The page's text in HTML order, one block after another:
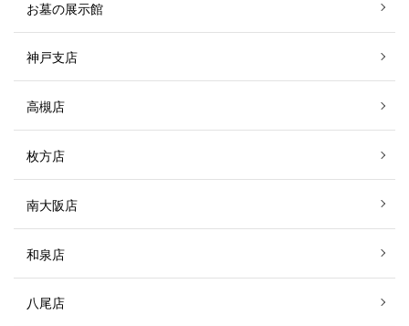
お墓の展示館
神戸支店
高槻店
枚方店
南大阪店
和泉店
八尾店